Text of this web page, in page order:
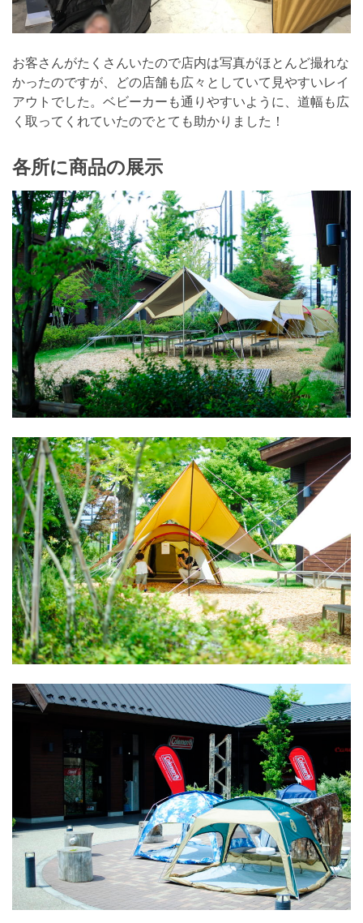
お客さんがたくさんいたので店内は写真がほとんど撮れな
かったのですが、どの店舗も広々としていて見やすいレイ
アウトでした。ベビーカーも通りやすいように、道幅も広
く取ってくれていたのでとても助かりました！
各所に商品の展示